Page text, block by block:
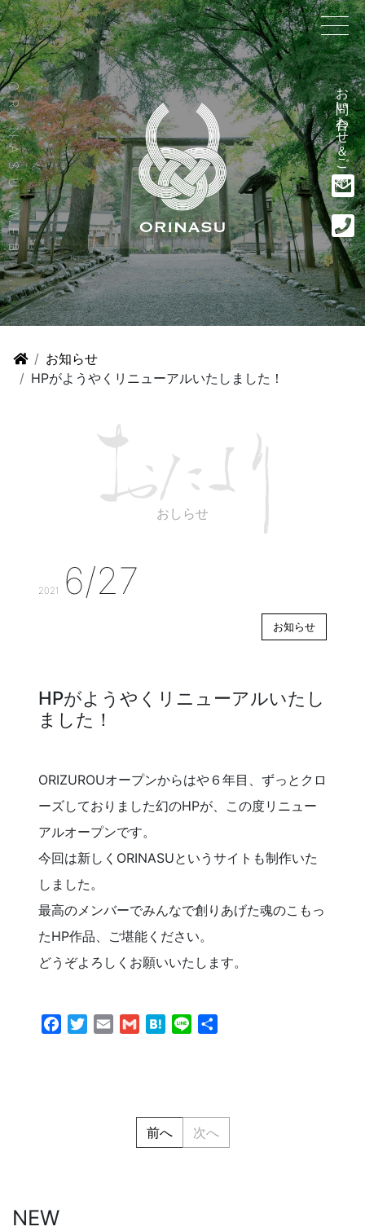
ORINASU WEB お問い合わせ＆ご予約
お知らせ
HPがようやくリニューアルいたしました！
おしらせ
2021 6/27
お知らせ
HPがようやくリニューアルいたし
ました！
ORIZUROUオープンからはや６年目、ずっとクロ
ーズしておりました幻のHPが、この度リニュー
アルオープンです。
今回は新しくORINASUというサイトも制作いた
しました。
最高のメンバーでみんなで創りあげた魂のこもっ
たHP作品、ご堪能ください。
どうぞよろしくお願いいたします。
FacebookTwitterEmail Gmail Hatena
Line
前へ 次へ
NEW